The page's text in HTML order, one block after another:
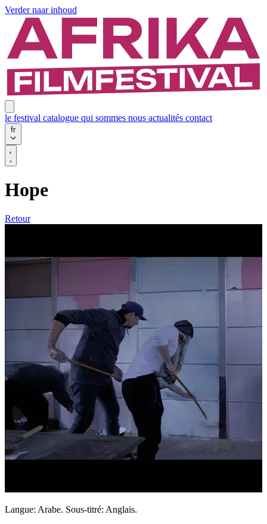
Verder naar inhoud
le festival catalogue qui sommes nous actualités contact
fr
Hope
Retour
Langue: Arabe. Sous-titré: Anglais.